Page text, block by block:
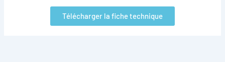
Télécharger la fiche technique